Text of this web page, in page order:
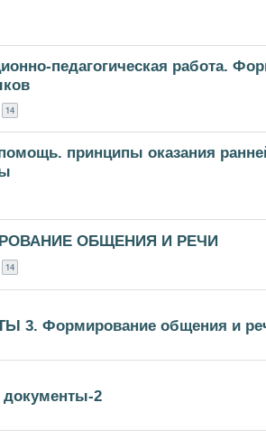
педагогическая работа.
14
принципы оказания
ОБЩЕНИЯ И РЕЧИ
14
3. Формирование общения и
2